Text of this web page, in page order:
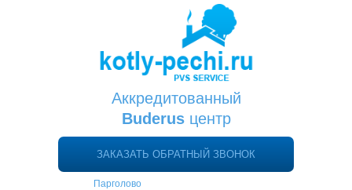
Аккредитованный
Buderusцентр
ЗАКАЗАТЬ ОБРАТНЫЙ ЗВОНОК
Парголово